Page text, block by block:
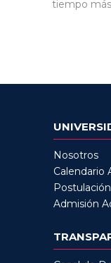
tiempo
Nosotros
Calendario
Admisión